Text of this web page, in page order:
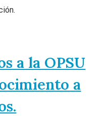
a la OPSU
a